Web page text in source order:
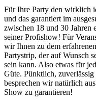
Für Ihre Party den wirklich
und das garantiert im
zwischen 18 und 30
seiner Profishow! Für
wir Ihnen zu dem
Partystrip, der auf Wunsch
sein kann. Also etwas für
Güte. Pünktlich, zuverlässig
besprechen wir natürlich
Show zu garantieren!